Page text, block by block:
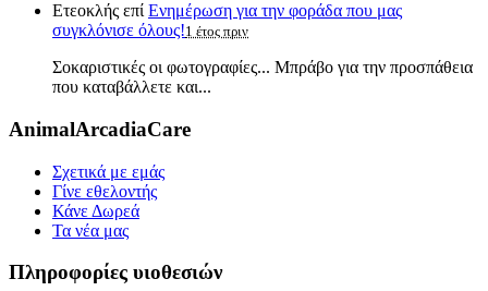
Ετεοκλής επί Ενημέρωση για την φοράδα που μας
συγκλόνισε όλους!1 έτος πριν
Σοκαριστικές οι φωτογραφίες... Μπράβο για την προσπάθεια
που καταβάλλετε και...
AnimalArcadiaCare
Σχετικά με εμάς
Γίνε εθελοντής
Κάνε Δωρεά
Τα νέα μας
Πληροφορίες υιοθεσιών